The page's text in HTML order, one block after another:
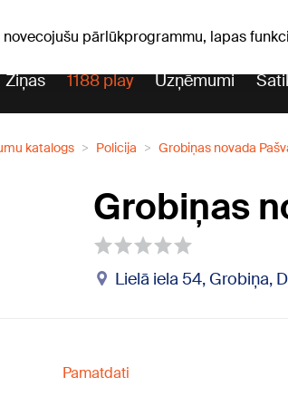
pārlūkprogrammu, lapas
Ziņas 1188 play Uzņēmumi
katalogs Policija Grobiņas novada
Grobiņas
Lielā iela 54, Grobiņa,
Pamatdati